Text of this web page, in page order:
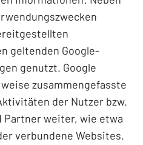
geltenden Google-
genutzt. Google
zusammengefasste
der Nutzer bzw.
Partner weiter, wie etwa
verbundene Websites.